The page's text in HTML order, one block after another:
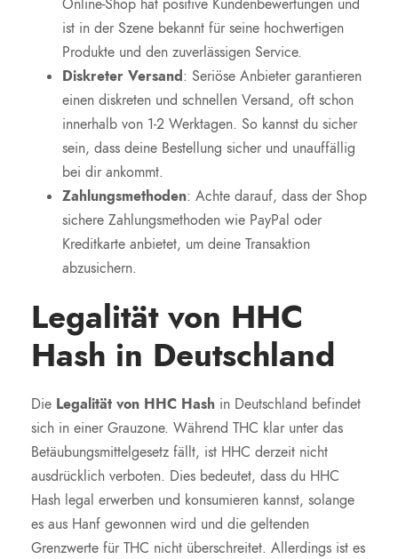
Online-Shop hat positive Kundenbewertungen und
ist in der Szene bekannt für seine hochwertigen
Produkte und den zuverlässigen Service.
Diskreter Versand: Seriöse Anbieter garantieren
einen diskreten und schnellen Versand, oft schon
innerhalb von 1-2 Werktagen. So kannst du sicher
sein, dass deine Bestellung sicher und unauffällig
bei dir ankommt.
Zahlungsmethoden: Achte darauf, dass der Shop
sichere Zahlungsmethoden wie PayPal oder
Kreditkarte anbietet, um deine Transaktion
abzusichern.
Legalität von HHC
Hash in Deutschland
Die Legalität von HHC Hash in Deutschland befindet
sich in einer Grauzone. Während THC klar unter das
Betäubungsmittelgesetz fällt, ist HHC derzeit nicht
ausdrücklich verboten. Dies bedeutet, dass du HHC
Hash legal erwerben und konsumieren kannst, solange
es aus Hanf gewonnen wird und die geltenden
Grenzwerte für THC nicht überschreitet. Allerdings ist es